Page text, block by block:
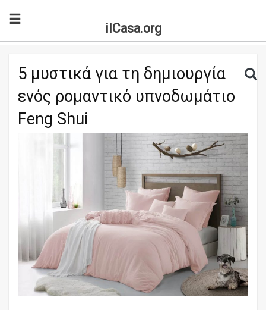
ilCasa.org
Search for:
5 μυστικά για τη δημιουργία
ενός ρομαντικό υπνοδωμάτιο
Feng Shui